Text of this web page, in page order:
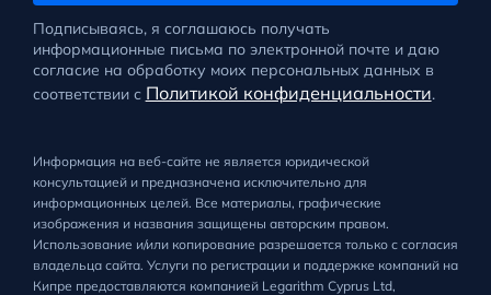
Подписываясь, я соглашаюсь получать
информационные письма по электронной почте и даю
согласие на обработку моих персональных данных в
соответствии с Политикой конфиденциальности.
Информация на веб-сайте не является юридической
консультацией и предназначена исключительно для
информационных целей. Все материалы, графические
изображения и названия защищены авторским правом.
Использование и/или копирование разрешается только с согласия
владельца сайта. Услуги по регистрации и поддержке компаний на
Кипре предоставляются компанией Legarithm Cyprus Ltd,